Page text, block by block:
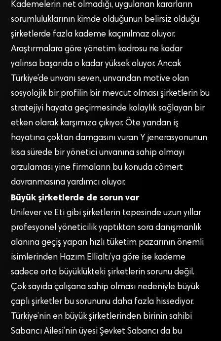
Kademelerin net olmadığı, uygulanan kararların
sorumluluklarının kimde olduğunun belirsiz olduğu
şirketlerde fazla kademe kaçınılmaz oluyor.
Araştırmalara göre yönetim kadrosu ne kadar
yalınsa başarıda o kadar yüksek oluyor. Ancak
Türkiye’de unvanı seven, unvandan motive olan
sosyolojik bir profilin bir mevcut olması şirketlerin bu
stratejiyi hayata geçirmesinde kolaylık sağlayan bir
etken olarak karşımıza çıkıyor. Öte yandan iş
hayatına çoktan damgasını vuran Y jenerasyonunun
kısa sürede bir yönetici unvanına sahip olmayı
arzulaması yine firmaların bu konuda cömert
davranmasına yardımcı oluyor.
Büyük şirketlerde de sorun var
Unilever ve Eti gibi şirketlerin tepesinde uzun yıllar
profesyonel yöneticilik yaptıktan sora danışmanlık
alanına geçiş yapan hızlı tüketim pazarının önemli
isimlerinden Hazım Ellialtı’ya göre ise kademe
sadece orta büyüklükteki şirketlerin sorunu değil.
Çok sayıda çalışana sahip olması nedeniyle büyük
çaplı şirketler bu sorununu daha fazla hissediyor.
Türkiye’nin en büyük şirketlerinden birinin sahibi
Sabancı Ailesi’nin üyesi Şevket Sabancı da bu